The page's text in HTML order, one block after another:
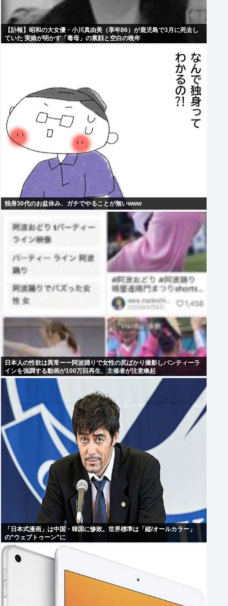
【訃報】昭和の大女優・小川真由美（享年86）が鹿児島で3月に死去し
ていた 実娘が明かす「毒母」の素顔と空白の晩年
独身30代のお盆休み、ガチでやることが無いwww
日本人の性欲は異常ーー阿波踊りで女性の尻ばかり撮影しパンティーラ
インを強調する動画が100万回再生、主催者が注意喚起
「日本式漫画」は中国・韓国に惨敗。世界標準は「縦/オールカラー」
の”ウェブトゥーン”に